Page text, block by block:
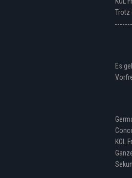
Trotz
Es
KOL